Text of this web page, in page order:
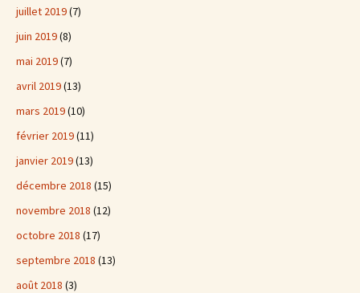
juillet 2019(7)
juin 2019(8)
mai 2019(7)
avril 2019(13)
mars 2019(10)
février 2019(11)
janvier 2019(13)
décembre 2018 (15)
novembre 2018 (12)
octobre 2018 (17)
septembre 2018 (13)
août 2018 (3)